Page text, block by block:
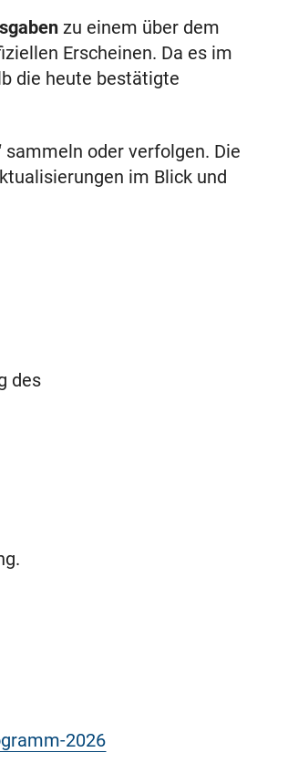
zu einem über dem
Erscheinen. Da es im
die heute bestätigte
sammeln oder verfolgen. Die
im Blick und
des
2026